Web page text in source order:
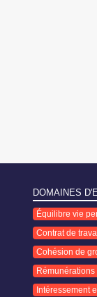
DOMAINES
Équilibre vie
Contrat de
Cohésion de
Intéressement